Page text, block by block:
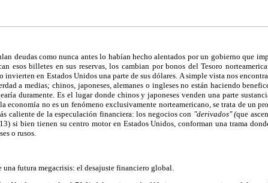
deudas como nunca antes lo habían hecho alentados por un gobierno que
esos billetes en sus reservas, los cambian por bonos del Tesoro
en Estados Unidos una parte de sus dólares. A simple vista nos
a medias; chinos, japoneses, alemanes o ingleses no están haciendo
duramente. Es el lugar donde chinos y japoneses venden una parte
economía no es un fenómeno exclusivamente norteamericano, se trata de un
caliente de la especulación financiera: los negocios con "derivados" (que
si bien tienen su centro motor en Estados Unidos, conforman una trama
o rusos.
futura megacrisis: el desajuste financiero global.